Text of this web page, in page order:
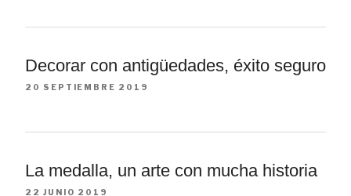
Decorar con antigüedades, éxito seguro
20 SEPTIEMBRE 2019
La medalla, un arte con mucha historia
22 JUNIO 2019